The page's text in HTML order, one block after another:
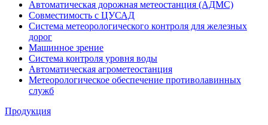
Автоматическая дорожная метеостанция (АДМС)
Совместимость с ЦУСАД
Система метеорологического контроля для железных
дорог
Машинное зрение
Система контроля уровня воды
Автоматическая агрометеостанция
Метеорологическое обеспечение противолавинных
служб
Продукция